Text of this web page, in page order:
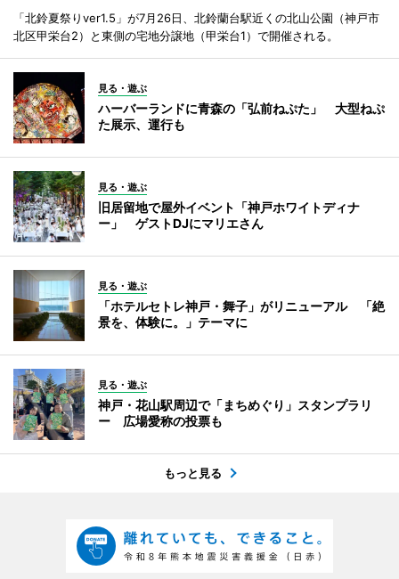
「北鈴夏祭りver1.5」が7月26日、北鈴蘭台駅近くの北山公園（神戸市
北区甲栄台2）と東側の宅地分譲地（甲栄台1）で開催される。
見る・遊ぶ
ハーバーランドに青森の「弘前ねぷた」 大型ねぷ
た展示、運行も
見る・遊ぶ
旧居留地で屋外イベント「神戸ホワイトディナ
ー」 ゲストDJにマリエさん
見る・遊ぶ
「ホテルセトレ神戸・舞子」がリニューアル 「絶
景を、体験に。」テーマに
見る・遊ぶ
神戸・花山駅周辺で「まちめぐり」スタンプラリ
ー 広場愛称の投票も
もっと見る